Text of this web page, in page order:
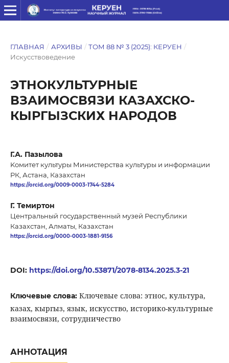
ГЛАВНАЯ / АРХИВЫ / ТОМ 88 № 3 (2025): КЕРУЕН /
Искусствоведение
ЭТНОКУЛЬТУРНЫЕ
ВЗАИМОСВЯЗИ КАЗАХСКО-
КЫРГЫЗСКИХ НАРОДОВ
Г.А. Пазылова
Kомитет культуры Министерства культуры и информации
РК, Астана, Казахстан
https://orcid.org/0009-0003-1744-5284
Г. Темиртон
Центральный государственный музей Республики
Казахстан, Алматы, Казахстан
https://orcid.org/0000-0003-1881-9156
DOI: https://doi.org/10.53871/2078-8134.2025.3-21
Ключевые слова: Ключевые слова: этнос, культура,
казах, кыргыз, язык, искусство, историко-культурные
взаимосвязи, сотрудничество
АННОТАЦИЯ